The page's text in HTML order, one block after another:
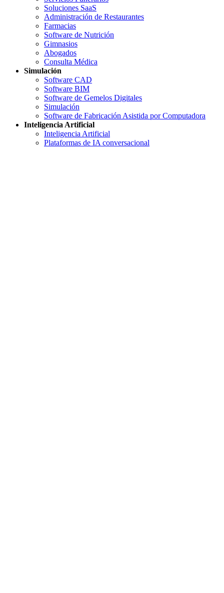
Soluciones SaaS
Administración de Restaurantes
Farmacias
Software de Nutrición
Gimnasios
Abogados
Consulta Médica
Simulación
Software CAD
Software BIM
Software de Gemelos Digitales
Simulación
Software de Fabricación Asistida por Computadora
Inteligencia Artificial
Inteligencia Artificial
Plataformas de IA conversacional